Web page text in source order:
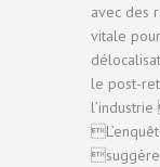
avec des
vitale
le post-
suggère